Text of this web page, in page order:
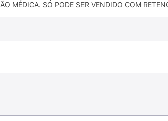
MÉDICA. SÓ PODE SER VENDIDO COM